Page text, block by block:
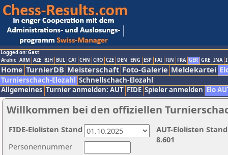
Logged on: Gast
Arabic ARM AZE BIH BUL CAT CHN CRO CZE DEN ENG ESP FAI FIN FRA GER GRE INA
Home TurnierDB Meisterschaft Foto-Galerie Meldekartei
Turnierschach-Elozahl Schnellschach-Elozahl
Allgemeines Turnier anmelden: AUT FIDE Spieler anmelden Elo
Willkommen bei den offiziellen
Personennummer
AUT-Elolisten
8.601
FIDE-Elolisten Stand